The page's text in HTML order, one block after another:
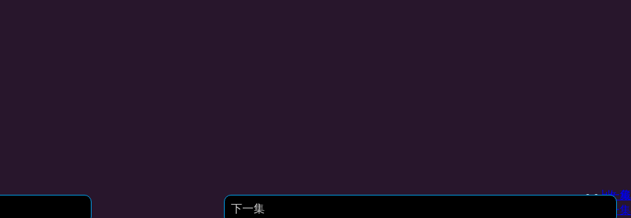
上一集
下一集
收 藏
下一集